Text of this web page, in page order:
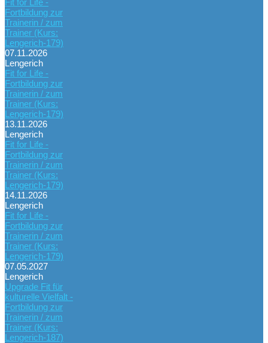
Fortbildung zur
Trainerin / zum
Trainer (Kurs:
Lengerich-179)
07.11.2026
Lengerich
Fit for Life -
Fortbildung zur
Trainerin / zum
Trainer (Kurs:
Lengerich-179)
13.11.2026
Lengerich
Fit for Life -
Fortbildung zur
Trainerin / zum
Trainer (Kurs:
Lengerich-179)
14.11.2026
Lengerich
Fit for Life -
Fortbildung zur
Trainerin / zum
Trainer (Kurs:
Lengerich-179)
07.05.2027
Lengerich
Upgrade Fit für
kulturelle Vielfalt -
Fortbildung zur
Trainerin / zum
Trainer (Kurs:
Lengerich-187)